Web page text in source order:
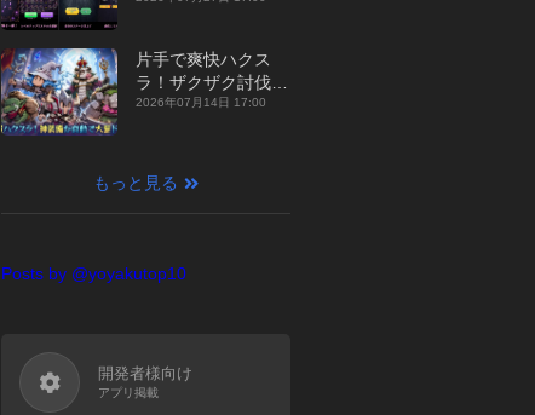
年】
片手で爽快ハクス
ラ！ザクザク討伐し
て神装備を集める放
【最新作PICKUP】
2026年07月14日 17:00
もっと見る
Posts by @yoyakutop10
開発者様向け
アプリ掲載